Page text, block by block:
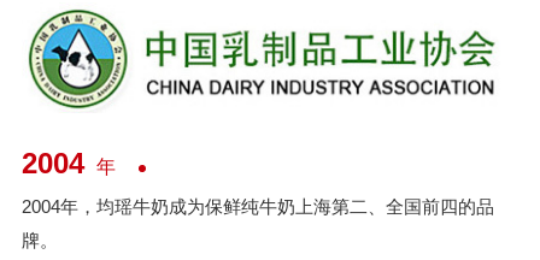
2004 年
2004年，均瑶牛奶成为保鲜纯牛奶上海第二、全国前四的品
牌。